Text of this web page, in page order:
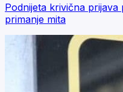
Podnijeta krivična
primanje mita